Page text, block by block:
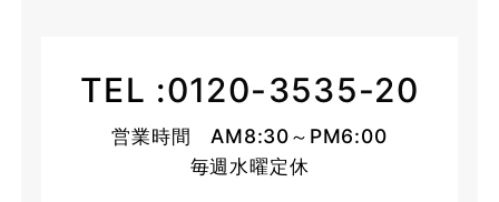
TEL :0120-3535-20
営業時間 AM8:30～PM6:00
毎週水曜定休